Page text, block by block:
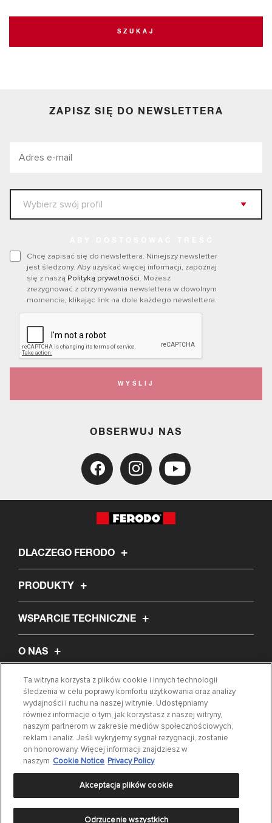
SZUKAJ
ZAPISZ SIĘ DO NEWSLETTERA
Chcę zapisać się do newslettera. Niniejszy newsletter
jest śledzony. Aby uzyskać więcej informacji, zapoznaj
się z naszą Polityką prywatności. Możesz
zrezygnować z otrzymywania newslettera w dowolnym
momencie, klikając link na dole każdego newslettera.
WYŚLIJ
OBSERWUJ NAS
DLACZEGO FERODO
PRODUKTY
WSPARCIE TECHNICZNE
O NAS
ARTYKUŁ
WYSZUKIWANIE CZĘŚCI
KONTAKT
Ta witryna korzysta z plików cookie i innych technologii
śledzenia w celu poprawy komfortu użytkowania oraz analizy
wydajności i ruchu na naszej witrynie. Udostępniamy
również informacje o tym, jak korzystasz z naszej witryny,
naszym partnerom w zakresie mediów społecznościowych,
reklam i analiz. Jeśli wykryjemy sygnał rezygnacji, zostanie
on honorowany. Więcej informacji znajdziesz w
naszym Cookie Notice Privacy Policy
Odrzucenie wszystkich
Akceptacja plików cookie